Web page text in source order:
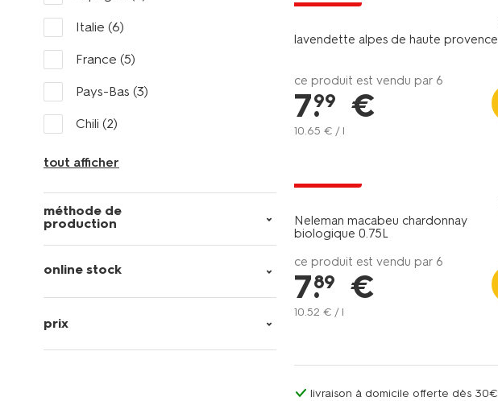
Italie (6)
France (5)
Pays-Bas (3)
Chili (2)
tout afficher
méthode de
production
online stock
prix
lavendette alpes de haute provence
ce produit est vendu par 6
7.
99 €
10.65 € / l
Neleman macabeu chardonnay
biologique 0.75L
ce produit est vendu par 6
7.
89 €
10.52 € / l
livraison à domicile offerte dès 30€